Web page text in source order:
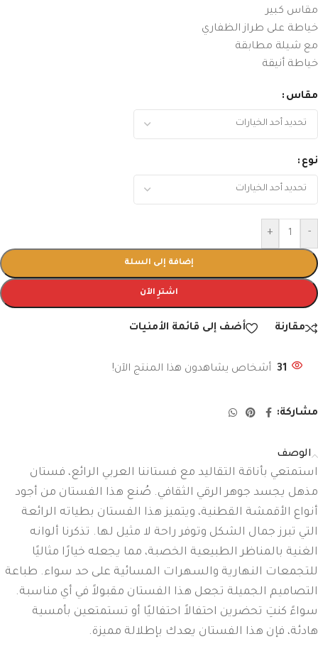
مقاس كبير
خياطة على طراز الظفاري
مع شيلة مطابقة
خياطة أنيقة
مقاس
نوع
-
+
إضافة إلى السلة
اشترِ الآن
مقارنة أضف إلى قائمة الأمنيات
31 أشخاص يشاهدون هذا المنتج الآن!
مشاركة:
الوصف
استمتعي بأناقة التقاليد مع فستاننا العربي الرائع، فستان
مذهل يجسد جوهر الرقي الثقافي. صُنع هذا الفستان من أجود
أنواع الأقمشة القطنية، ويتميز هذا الفستان بطياته الرائعة
التي تبرز جمال الشكل وتوفر راحة لا مثيل لها. تذكرنا ألوانه
الغنية بالمناظر الطبيعية الخصبة، مما يجعله خيارًا مثاليًا
للتجمعات النهارية والسهرات المسائية على حد سواء. طباعة
التصاميم الجميلة تجعل هذا الفستان مقبولاً في أي مناسبة.
سواءً كنتِ تحضرين احتفالاً احتفاليًا أو تستمتعين بأمسية
هادئة، فإن هذا الفستان يعدك بإطلالة مميزة.